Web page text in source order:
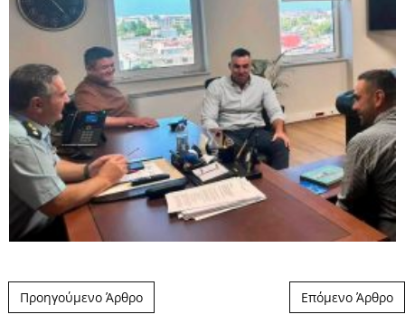
Post navigation
Προηγούμενο Άρθρο Επόμενο Άρθρο